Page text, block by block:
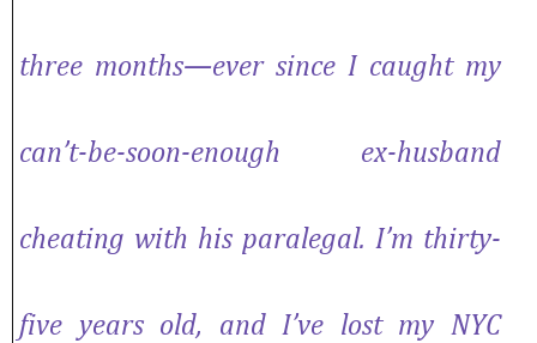
three months—ever since I caught my
can’t-be-soon-enough ex-husband
cheating with his paralegal. I’m thirty-
five years old, and I’ve lost my NYC